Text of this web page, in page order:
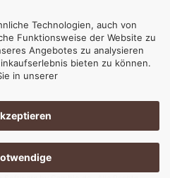
Technologien, auch von
Funktionsweise der Website zu
Angebotes zu analysieren
bieten zu können.
in unserer